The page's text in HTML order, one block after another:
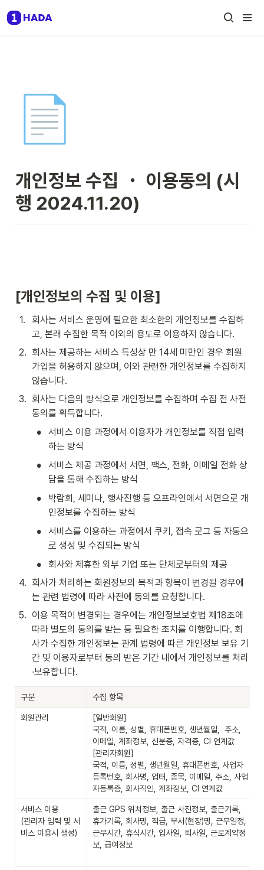
📄
개인정보 수집 ・ 이용동의 (시
행 2024.11.20)
[개인정보의 수집 및 이용]
1.
회사는 서비스 운영에 필요한 최소한의 개인정보를 수집하
고, 본래 수집한 목적 이외의 용도로 이용하지 않습니다.
2. 회사는 제공하는 서비스 특성상 만 14세 미만인 경우 회원
가입을 허용하지 않으며, 이와 관련한 개인정보를 수집하지
않습니다.
3. 회사는 다음의 방식으로 개인정보를 수집하며 수집 전 사전
동의를 획득합니다.
•
서비스 이용 과정에서 이용자가 개인정보를 직접 입력
하는 방식
•
서비스 제공 과정에서 서면, 팩스, 전화, 이메일 전화 상
담을 통해 수집하는 방식
•
박람회, 세미나, 행사진행 등 오프라인에서 서면으로 개
인정보를 수집하는 방식
•
서비스를 이용하는 과정에서 쿠키, 접속 로그 등 자동으
로 생성 및 수집되는 방식
•
회사와 제휴한 외부 기업 또는 단체로부터의 제공
4. 회사가 처리하는 회원정보의 목적과 항목이 변경될 경우에
는 관련 법령에 따라 사전에 동의를 요청합니다.
5. 이용 목적이 변경되는 경우에는 개인정보보호법 제18조에
따라 별도의 동의를 받는 등 필요한 조치를 이행합니다. 회
사가 수집한 개인정보는 관계 법령에 따른 개인정보 보유 기
간 및 이용자로부터 동의 받은 기간 내에서 개인정보를 처리
∙보유합니다.
구분 수집 항목
회원관리
[일반회원]
국적, 이름, 성별, 휴대폰번호, 생년월일,  주소,
이메일, 계좌정보, 신분증, 자격증, CI 연계값
[관리자회원]
국적, 이름, 성별, 생년월일, 휴대폰번호, 사업자
등록번호, 회사명, 업태, 종목, 이메일, 주소, 사업
자등록증, 회사직인, 계좌정보, CI 연계값
서비스 이용
(관리자 입력 및 서
비스 이용시 생성)
출근 GPS 위치정보, 출근 사진정보, 출근기록,
휴가기록, 회사명, 직급, 부서(현장)명, 근무일정,
근무시간, 휴식시간, 입사일, 퇴사일, 근로계약정
보, 급여정보